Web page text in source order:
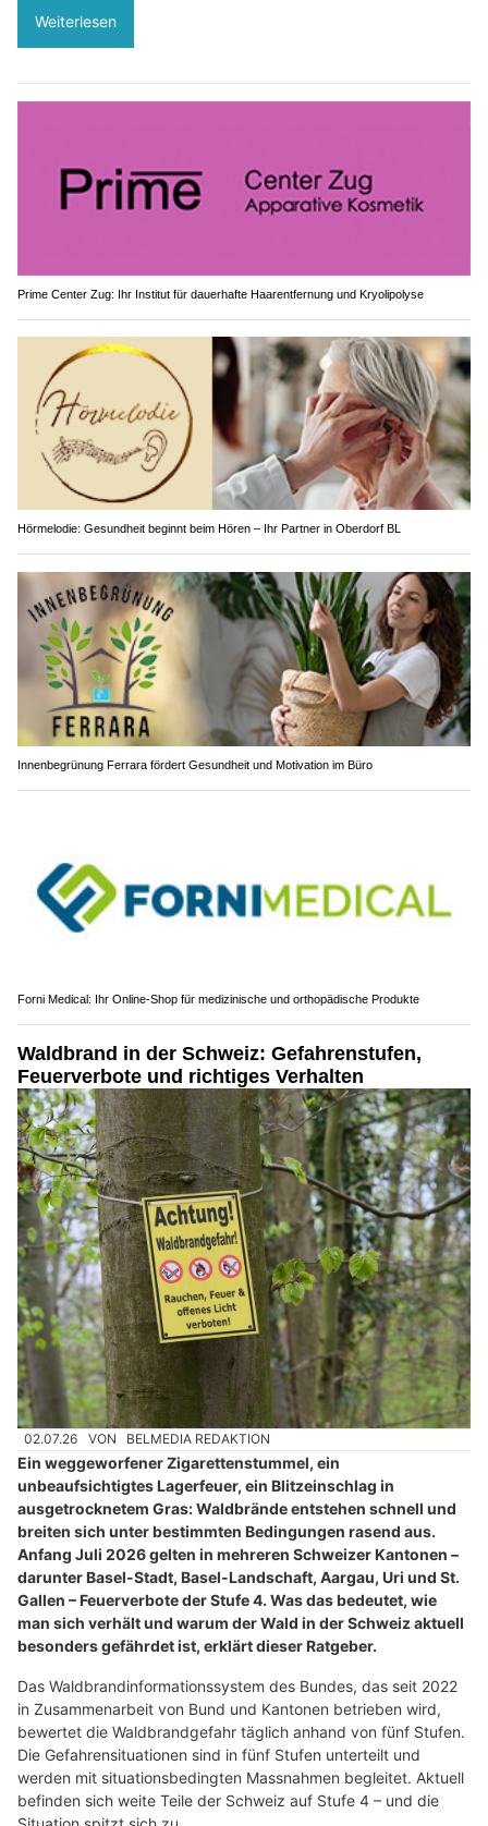
Weiterlesen
Prime Center Zug: Ihr Institut für dauerhafte Haarentfernung und Kryolipolyse
Hörmelodie: Gesundheit beginnt beim Hören – Ihr Partner in Oberdorf BL
Innenbegrünung Ferrara fördert Gesundheit und Motivation im Büro
Forni Medical: Ihr Online-Shop für medizinische und orthopädische Produkte
Waldbrand in der Schweiz: Gefahrenstufen,
Feuerverbote und richtiges Verhalten
02.07.26 VON BELMEDIA REDAKTION
Ein weggeworfener Zigarettenstummel, ein
unbeaufsichtigtes Lagerfeuer, ein Blitzeinschlag in
ausgetrocknetem Gras: Waldbrände entstehen schnell und
breiten sich unter bestimmten Bedingungen rasend aus.
Anfang Juli 2026 gelten in mehreren Schweizer Kantonen –
darunter Basel-Stadt, Basel-Landschaft, Aargau, Uri und St.
Gallen – Feuerverbote der Stufe 4. Was das bedeutet, wie
man sich verhält und warum der Wald in der Schweiz aktuell
besonders gefährdet ist, erklärt dieser Ratgeber.
Das Waldbrandinformationssystem des Bundes, das seit 2022
in Zusammenarbeit von Bund und Kantonen betrieben wird,
bewertet die Waldbrandgefahr täglich anhand von fünf Stufen.
Die Gefahrensituationen sind in fünf Stufen unterteilt und
werden mit situationsbedingten Massnahmen begleitet. Aktuell
befinden sich weite Teile der Schweiz auf Stufe 4 – und die